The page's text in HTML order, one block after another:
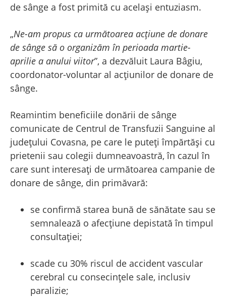
de sânge a fost primită cu același entuziasm.
„Ne-am propus ca următoarea acțiune de donare
de sânge să o organizăm în perioada martie-
aprilie a anului viitor”, a dezvăluit Laura Bâgiu,
coordonator-voluntar al acțiunilor de donare de
sânge.
Reamintim beneficiile donării de sânge
comunicate de Centrul de Transfuzii Sanguine al
județului Covasna, pe care le puteți împărtăși cu
prietenii sau colegii dumneavoastră, în cazul în
care sunt interesați de următoarea campanie de
donare de sânge, din primăvară:
se confirmă starea bună de sănătate sau se
semnalează o afecțiune depistată în timpul
consultației;
scade cu 30% riscul de accident vascular
cerebral cu consecințele sale, inclusiv
paralizie;